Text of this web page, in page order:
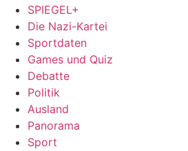
SPIEGEL+
Die Nazi-Kartei
Sportdaten
Games und Quiz
Debatte
Politik
Ausland
Panorama
Sport